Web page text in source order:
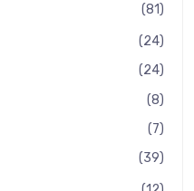
8181
2424
2424
88
77
3939